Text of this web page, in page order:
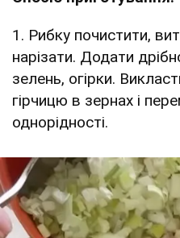
1. Рибку почистити,
нарізати. Додати
зелень, огірки.
гірчицю в зернах і
однорідності.